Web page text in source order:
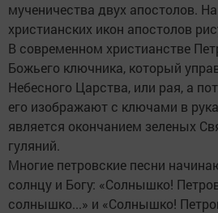
мученичества двух апостолов.
христианских икон апостолов
В современном христианстве
Божьего ключника, который
Небесного Царства, или рая, а
его изображают с ключами в
является окончанием зеленых
гуляний.
Многие петровские песни
солнцу и Богу: «Солнышко!
солнышко...» и «Солнышко!